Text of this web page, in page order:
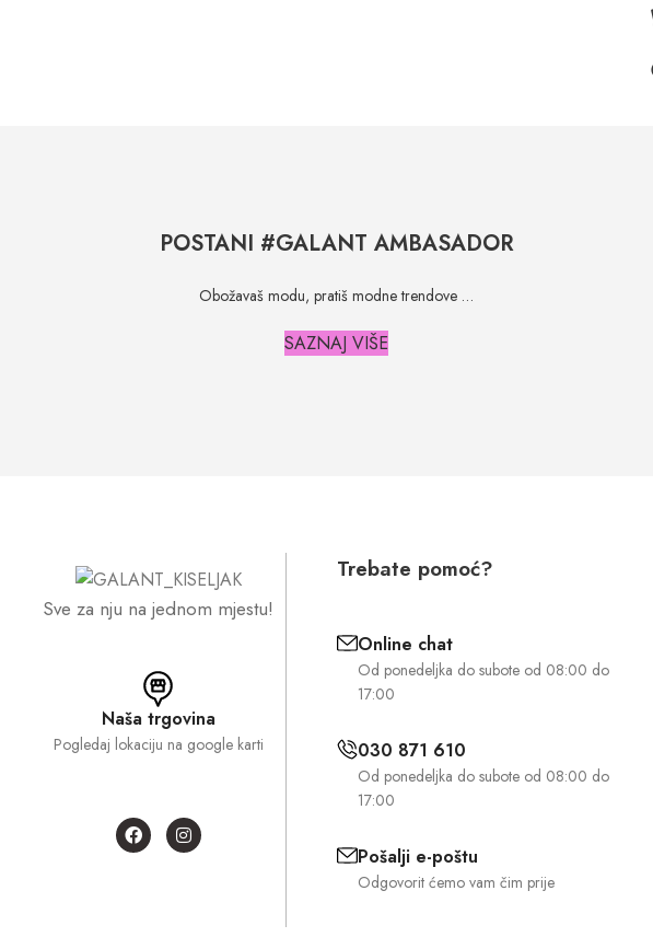
POSTANI #GALANT AMBASADOR
Obožavaš modu, pratiš modne trendove …
SAZNAJ VIŠE
Sve za nju na jednom mjestu!
Naša trgovina
Pogledaj lokaciju na google karti
Trebate pomoć?
Online chat
Od ponedeljka do subote od 08:00 do
17:00
030 871 610
Od ponedeljka do subote od 08:00 do
17:00
Pošalji e-poštu
Odgovorit ćemo vam čim prije